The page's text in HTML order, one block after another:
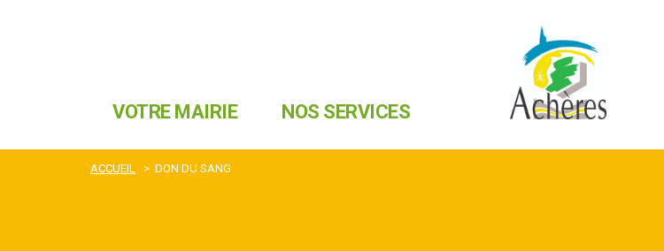
VOTRE MAIRIE NOS SERVICES
ACCUEIL > DON DU SANG